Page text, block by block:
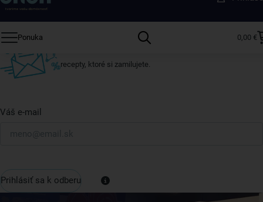
Ponuka 0,00 €
Prihláste sa k odberu nášho newslettera.
recepty, ktoré si zamilujete.
Váš e-mail
Prihlásiť sa k odberu